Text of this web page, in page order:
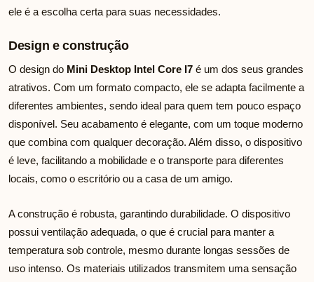
ele é a escolha certa para suas necessidades.
Design e construção
O design do Mini Desktop Intel Core I7 é um dos seus grandes
atrativos. Com um formato compacto, ele se adapta facilmente a
diferentes ambientes, sendo ideal para quem tem pouco espaço
disponível. Seu acabamento é elegante, com um toque moderno
que combina com qualquer decoração. Além disso, o dispositivo
é leve, facilitando a mobilidade e o transporte para diferentes
locais, como o escritório ou a casa de um amigo.
A construção é robusta, garantindo durabilidade. O dispositivo
possui ventilação adequada, o que é crucial para manter a
temperatura sob controle, mesmo durante longas sessões de
uso intenso. Os materiais utilizados transmitem uma sensação